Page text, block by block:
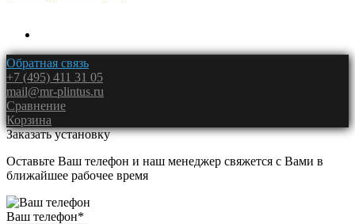
Обратная связь
+7 (495) 411 31 05
mail@mr-plintus.ru
Сравнение
Корзина
Заказать установку
Оставьте Ваш телефон и наш менеджер свяжется с Вами в
ближайшее рабочее время
Ваш телефон*